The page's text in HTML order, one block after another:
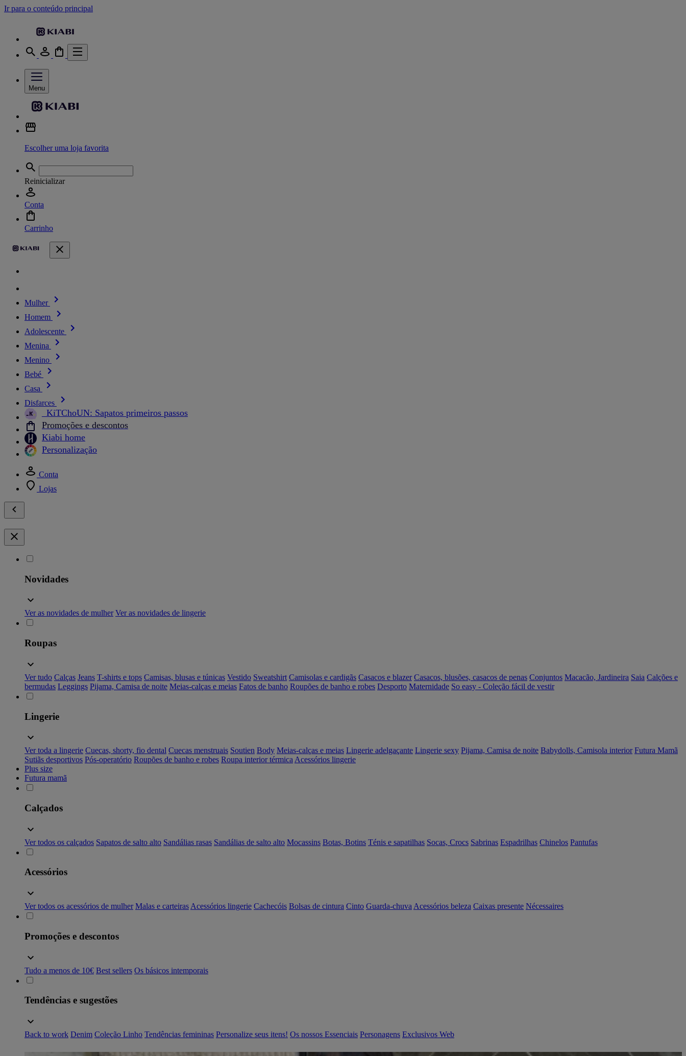
Ir para o conteúdo principal
Menu
Escolher uma loja favorita
Reinicializar
Conta
Carrinho
Mulher
Homem
Adolescente
Menina
Menino
Bebé
Casa
Disfarces
_KiTChoUN: Sapatos primeiros passos
Promoções e descontos
Kiabi home
Personalização
Conta
Lojas
Novidades
Ver as novidades de mulher Ver as novidades de lingerie
Roupas
Ver tudo Calças Jeans T-shirts e tops Camisas, blusas e túnicas Vestido Sweatshirt Camisolas e cardigãs Casacos e blazer Casacos, blusões, casacos de penas Conjuntos Macacão, Jardineira Saia Calções e
bermudas Leggings Pijama, Camisa de noite Meias-calças e meias Fatos de banho Roupões de banho e robes Desporto Maternidade So easy - Coleção fácil de vestir
Lingerie
Ver toda a lingerie Cuecas, shorty, fio dental Cuecas menstruais Soutien Body Meias-calças e meias Lingerie adelgaçante Lingerie sexy Pijama, Camisa de noite Babydolls, Camisola interior Futura Mamã
Sutiãs desportivos Pós-operatório Roupões de banho e robes Roupa interior térmica Acessórios lingerie
Plus size
Futura mamã
Calçados
Ver todos os calçados Sapatos de salto alto Sandálias rasas Sandálias de salto alto Mocassins Botas, Botins Ténis e sapatilhas Socas, Crocs Sabrinas Espadrilhas Chinelos Pantufas
Acessórios
Ver todos os acessórios de mulher Malas e carteiras Acessórios lingerie Cachecóis Bolsas de cintura Cinto Guarda-chuva Acessórios beleza Caixas presente Nécessaires
Promoções e descontos
Tudo a menos de 10€ Best sellers Os básicos intemporais
Tendências e sugestões
Back to work Denim Coleção Linho Tendências femininas Personalize seus itens! Os nossos Essenciais Personagens Exclusivos Web